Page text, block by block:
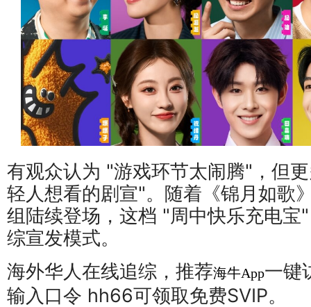
有观众认为 "游戏环节太闹腾"，但
轻人想看的剧宣"。随着《锦月如歌
组陆续登场，这档 "周中快乐充电宝
综宣发模式。
海外华人在线追综，推荐海牛App一键
输入口令 hh66可领取免费SVIP。